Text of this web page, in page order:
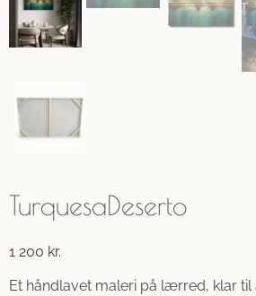
TurquesaDeserto
1 200 kr.
Et håndlavet maleri på lærred, klar